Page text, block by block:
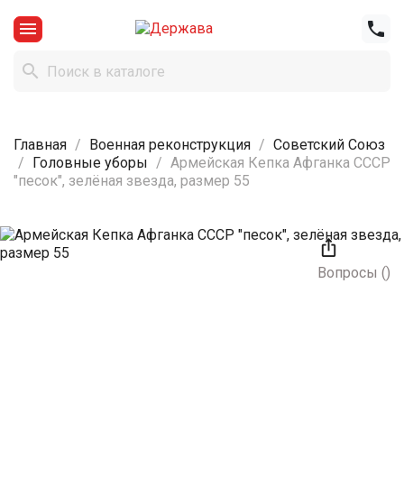



Главная Военная реконструкция
Советский Союз
Головные уборы
Армейская Кепка Афганка СССР
"песок", зелёная звезда, размер 55

Вопросы ()